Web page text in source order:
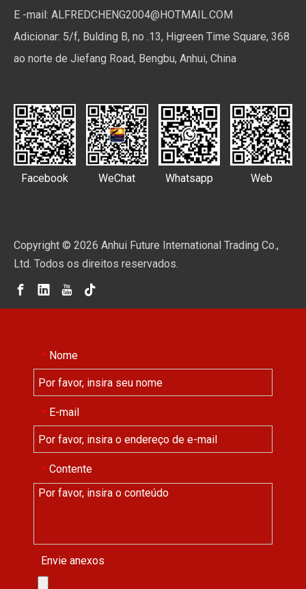
E -mail: ALFREDCHENG2004@HOTMAIL.COM
Adicionar: 5/f, Bulding B, no .13, Higreen Time Square, 368
ao norte de Jiefang Road, Bengbu, Anhui, China
Facebook WeChat Whatsapp Web
Copyright © 2026 Anhui Future International Trading Co.,
Ltd. Todos os direitos reservados.
* Nome
* E-mail
* Contente
Envie anexos